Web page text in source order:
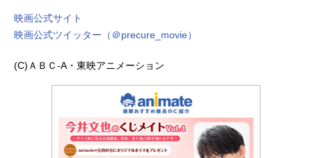
映画公式サイト
映画公式ツイッター（＠precure_movie）
(C)ＡＢＣ-A・東映アニメーション